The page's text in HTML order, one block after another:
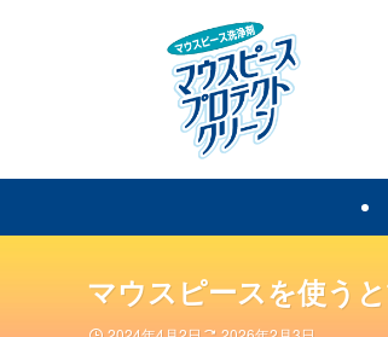
マウスピースを使う